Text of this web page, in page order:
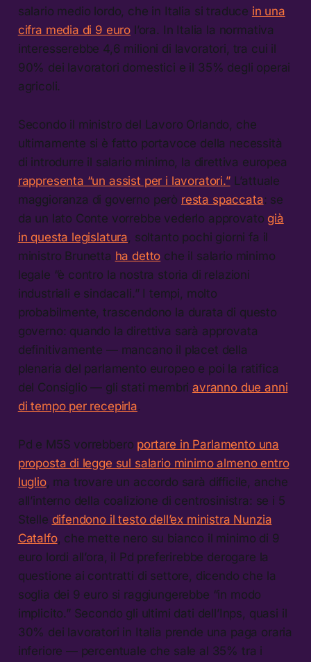
salario medio lordo, che in Italia si traduce in una
cifra media di 9 euro l’ora. In Italia la normativa
interesserebbe 4,6 milioni di lavoratori, tra cui il
90% dei lavoratori domestici e il 35% degli operai
agricoli.
Secondo il ministro del Lavoro Orlando, che
ultimamente si è fatto portavoce della necessità
di introdurre il salario minimo, la direttiva europea
rappresenta “un assist per i lavoratori.”L’attuale
maggioranza di governo però resta spaccata: se
da un lato Conte vorrebbe vederlo approvato già
in questa legislatura, soltanto pochi giorni fa il
ministro Brunetta ha detto che il salario minimo
legale “è contro la nostra storia di relazioni
industriali e sindacali.” I tempi, molto
probabilmente, trascendono la durata di questo
governo: quando la direttiva sarà approvata
definitivamente — mancano il placet della
plenaria del parlamento europeo e poi la ratifica
del Consiglio — gli stati membriavranno due anni
di tempo per recepirla.
Pd e M5S vorrebbero portare in Parlamento una
proposta di legge sul salario minimo almeno entro
luglio, ma trovare un accordo sarà difficile, anche
all’interno della coalizione di centrosinistra: se i 5
Stelle difendono il testo dell’ex ministra Nunzia
Catalfo, che mette nero su bianco il minimo di 9
euro lordi all’ora, il Pd preferirebbe derogare la
questione ai contratti di settore, dicendo che la
soglia dei 9 euro si raggiungerebbe “in modo
implicito.” Secondo gli ultimi dati dell’Inps, quasi il
30% dei lavoratori in Italia prende una paga oraria
inferiore — percentuale che sale al 35% tra i